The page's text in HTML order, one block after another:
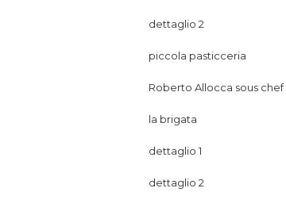
dettaglio 2
piccola pasticceria
Roberto Allocca sous chef
la brigata
dettaglio 1
dettaglio 2